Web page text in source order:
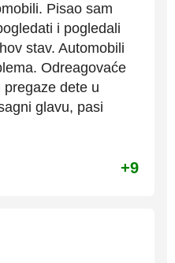
Pisao sam
i pogledali
stav. Automobili
Odreagovaće
pregaze dete u
glavu, pasi
+9